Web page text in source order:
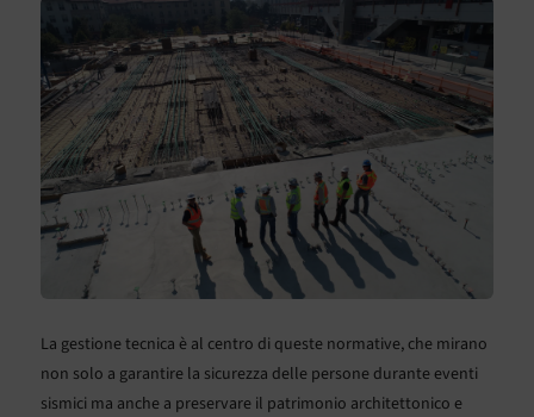
La gestione tecnica è al centro di queste normative, che mirano
non solo a garantire la sicurezza delle persone durante eventi
sismici ma anche a preservare il patrimonio architettonico e